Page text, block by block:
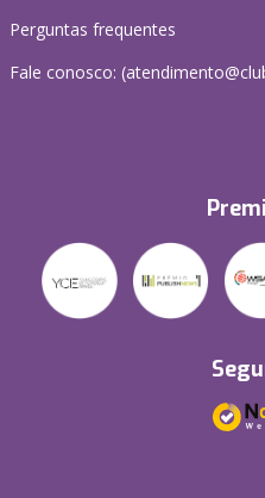
Perguntas frequentes
Fale conosco: